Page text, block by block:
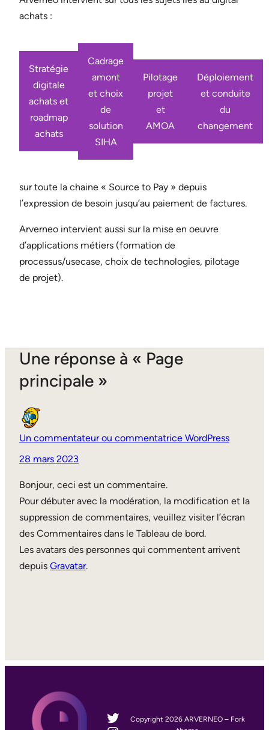
achats :
Stratégie
digitale
achats et
roadmap
achats
Cadrage
amont
et choix
de
solution
SIHA
Pilotage
projet
et
AMOA
Déploiement
et conduite
du
changement
sur toute la chaine « Source to Pay » depuis
l’expression de besoin jusqu’au paiement de factures.
Arverneo intervient aussi sur la mise en oeuvre
d’applications métiers (formation de
processus/usecase, choix de technologies, pilotage
de projet).
Une réponse à « Page
principale »
Un commentateur ou commentatrice WordPress
28 mars 2023
Bonjour, ceci est un commentaire.
Pour débuter avec la modération, la modification et la
suppression de commentaires, veuillez visiter l’écran
des Commentaires dans le Tableau de bord.
Les avatars des personnes qui commentent arrivent
depuis Gravatar.
TwitterCopyright 2026 ARVERNEO – Fork